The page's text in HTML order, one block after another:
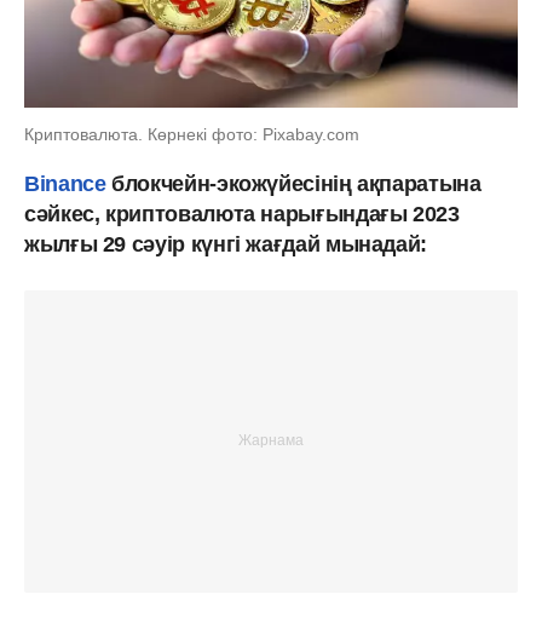
Криптовалюта. Көрнекі фото: Рixabay.com
Binanceблокчейн-экожүйесінің ақпаратына
сәйкес, криптовалюта нарығындағы 2023
жылғы 29 сәуір күнгі жағдай мынадай: